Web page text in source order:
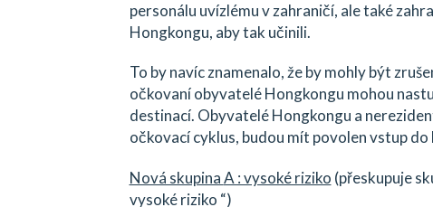
personálu uvízlému v zahraničí, ale také
Hongkongu, aby tak učinili.
To by navíc znamenalo, že by mohly být
očkovaní obyvatelé Hongkongu mohou
destinací. Obyvatelé Hongkongu a
očkovací cyklus, budou mít povolen vstup
Nová skupinaA : vysoké riziko (přeskupuje
vysoké riziko “)